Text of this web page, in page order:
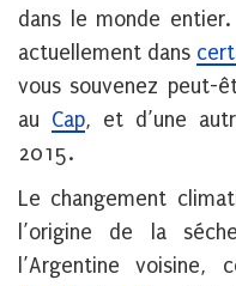
dans le monde
actuellement dans
vous souvenez peut-
au Cap, et d’une
2015.
Le changement
l’origine de la
l’Argentine voisine,